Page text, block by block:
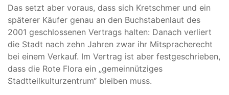
Das setzt aber voraus, dass sich Kretschmer und ein
späterer Käufer genau an den Buchstabenlaut des
2001 geschlossenen Vertrags halten: Danach verliert
die Stadt nach zehn Jahren zwar ihr Mitspracherecht
bei einem Verkauf. Im Vertrag ist aber festgeschrieben,
dass die Rote Flora ein „gemeinnütziges
Stadtteilkulturzentrum“ bleiben muss.